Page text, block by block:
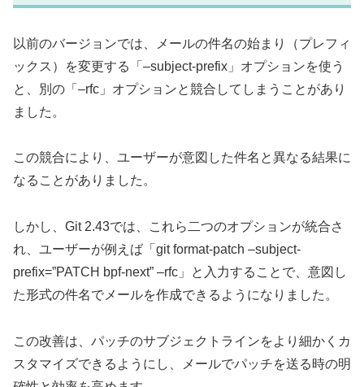
以前のバージョンでは、メールの件名の始まり（プレフィ
ックス）を変更する「–subject-prefix」オプションを使う
と、別の「–rfc」オプションと競合してしまうことがあり
ました。
この競合により、ユーザーが意図した件名と異なる結果に
なることがありました。
しかし、Git 2.43では、これら二つのオプションが統合さ
れ、ユーザーが例えば「git format-patch –subject-
prefix=”PATCH bpf-next” –rfc」と入力することで、意図し
た形式の件名でメールを作成できるようになりました。
この改善は、パッチのサブジェクトラインをより細かくカ
スタマイズできるようにし、メールでパッチを送る時の明